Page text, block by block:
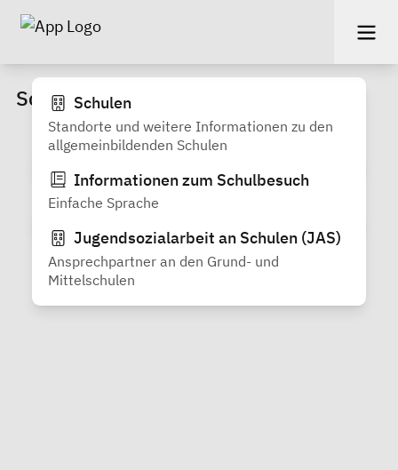
SchulenSchulen
Standorte und weitere Informationen zu den
allgemeinbildenden Schulen
Informationen zum Schulbesuch
Einfache Sprache
Jugendsozialarbeit an Schulen (JAS)
Ansprechpartner an den Grund- und
Mittelschulen